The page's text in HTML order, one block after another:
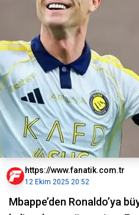
https://www.fanatik.com.tr
12 Ekim 2025 20:52
Mbappe’den Ronaldo’ya